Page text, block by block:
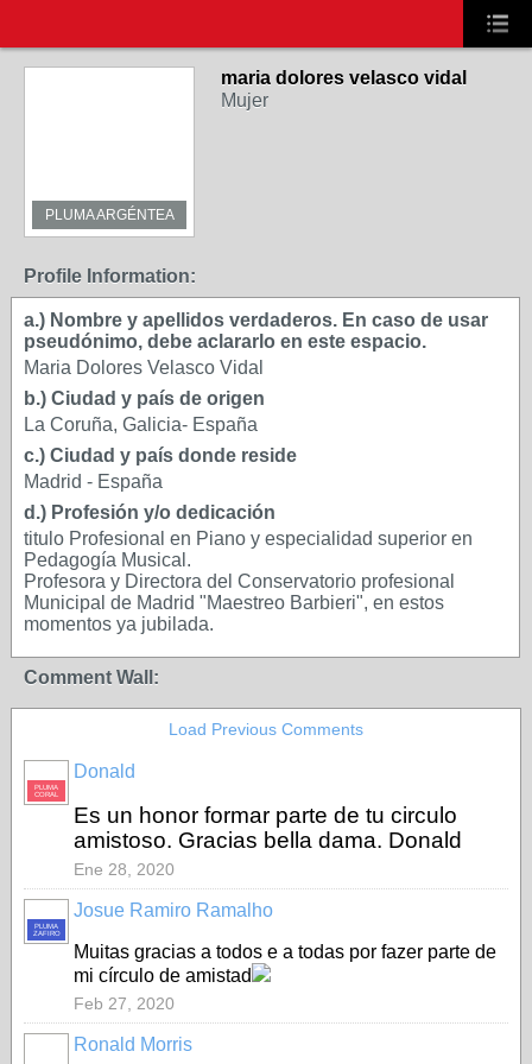
PLUMA ARGÉNTEA
maria dolores velasco vidal
Mujer
Profile Information:
a.) Nombre y apellidos verdaderos. En caso de usar
pseudónimo, debe aclararlo en este espacio.
Maria Dolores Velasco Vidal
b.) Ciudad y país de origen
La Coruña, Galicia- España
c.) Ciudad y país donde reside
Madrid - España
d.) Profesión y/o dedicación
titulo Profesional en Piano y especialidad superior en
Pedagogía Musical.
Profesora y Directora del Conservatorio profesional
Municipal de Madrid "Maestreo Barbieri", en estos
momentos ya jubilada.
Comment Wall:
Load Previous Comments
PLUMA
CORAL
Donald
Es un honor formar parte de tu circulo
amistoso. Gracias bella dama. Donald
Ene 28, 2020
PLUMA
ZAFIRO
Josue Ramiro Ramalho
Muitas gracias a todos e a todas por fazer parte de
mi círculo de amistad
Feb 27, 2020
Ronald Morris